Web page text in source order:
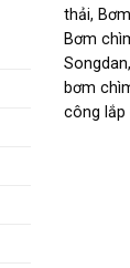
thải,
Bơm
bơm
công lắp